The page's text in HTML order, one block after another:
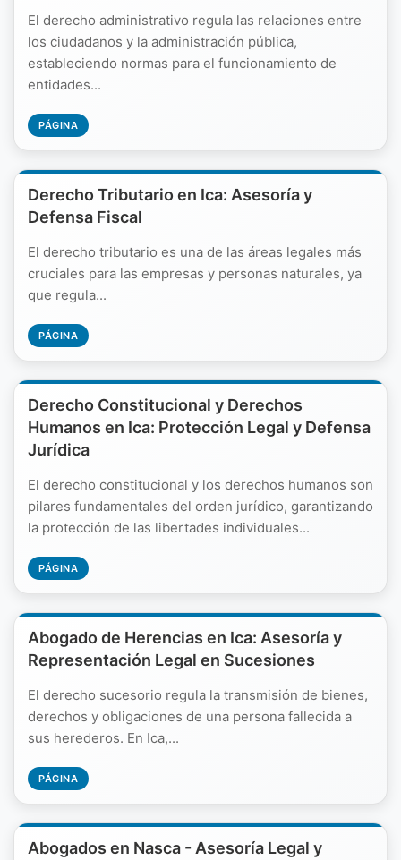
El derecho administrativo regula las relaciones entre
los ciudadanos y la administración pública,
estableciendo normas para el funcionamiento de
entidades...
PÁGINA
Derecho Tributario en Ica: Asesoría y
Defensa Fiscal
El derecho tributario es una de las áreas legales más
cruciales para las empresas y personas naturales, ya
que regula...
PÁGINA
Derecho Constitucional y Derechos
Humanos en Ica: Protección Legal y Defensa
Jurídica
El derecho constitucional y los derechos humanos son
pilares fundamentales del orden jurídico, garantizando
la protección de las libertades individuales...
PÁGINA
Abogado de Herencias en Ica: Asesoría y
Representación Legal en Sucesiones
El derecho sucesorio regula la transmisión de bienes,
derechos y obligaciones de una persona fallecida a
sus herederos. En Ica,...
PÁGINA
Abogados en Nasca - Asesoría Legal y